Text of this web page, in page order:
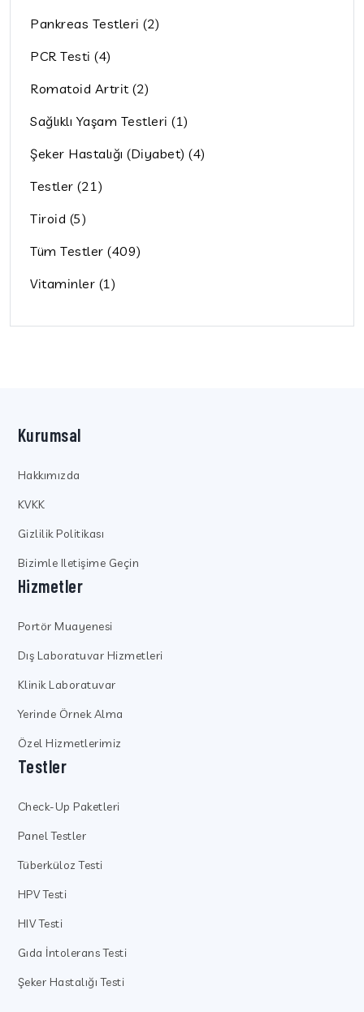
Pankreas Testleri (2)
PCR Testi (4)
Romatoid Artrit (2)
Sağlıklı Yaşam Testleri (1)
Şeker Hastalığı (Diyabet) (4)
Testler (21)
Tiroid (5)
Tüm Testler (409)
Vitaminler (1)
Kurumsal
Hakkımızda
KVKK
Gizlilik Politikası
Bizimle Iletişime Geçin
Hizmetler
Portör Muayenesi
Dış Laboratuvar Hizmetleri
Klinik Laboratuvar
Yerinde Örnek Alma
Özel Hizmetlerimiz
Testler
Check-Up Paketleri
Panel Testler
Tüberküloz Testi
HPV Testi
HIV Testi
Gıda İntolerans Testi
Şeker Hastalığı Testi